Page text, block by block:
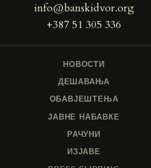
info@banskidvor.org
+387 51 305 336
НОВОСТИ
ДЕШАВАЊА
ОБАВЈЕШТЕЊА
ЈАВНЕ НАБАВКЕ
РАЧУНИ
ИЗЈАВЕ